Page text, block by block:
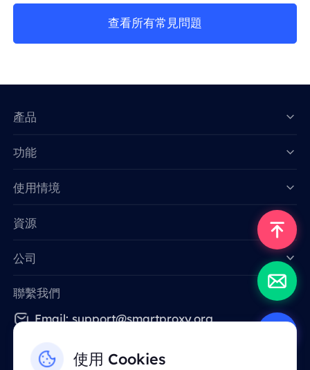
查看所有常見問題
使用 Cookies
產品
功能
使用情境
資源
公司
聯繫我們
Email: support@smartproxy.org